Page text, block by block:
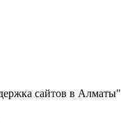
сайтов в Алматы"